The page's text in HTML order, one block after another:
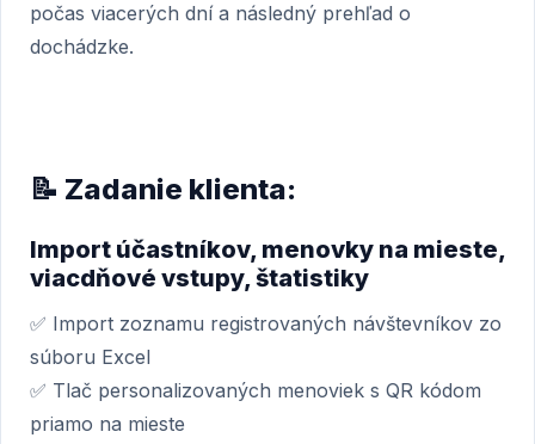
počas viacerých dní a následný prehľad o
dochádzke.
📝 Zadanie klienta:
Import účastníkov, menovky na mieste,
viacdňové vstupy, štatistiky
✅ Import zoznamu registrovaných návštevníkov zo
súboru Excel
✅ Tlač personalizovaných menoviek s QR kódom
priamo na mieste